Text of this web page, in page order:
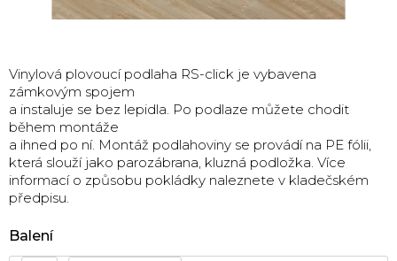
Vinylová plovoucí podlaha RS-click je vybavena
zámkovým spojem
a instaluje se bez lepidla. Po podlaze můžete chodit
během montáže
a ihned po ní. Montáž podlahoviny se provádí na PE fólii,
která slouží jako parozábrana, kluzná podložka. Více
informací o způsobu pokládky naleznete v kladečském
předpisu.
Balení